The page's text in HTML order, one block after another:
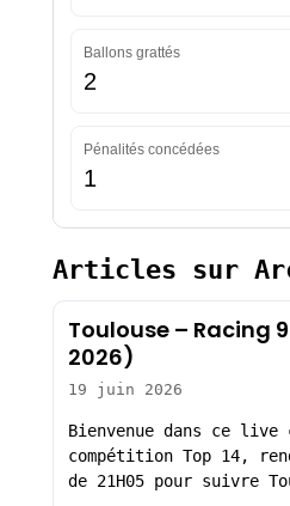
Ballons grattés
2
Pénalités concédées
1
Articles sur
Toulouse – Racing
2026)
19 juin 2026
Bienvenue dans ce live
compétition Top 14,
de 21H05 pour suivre